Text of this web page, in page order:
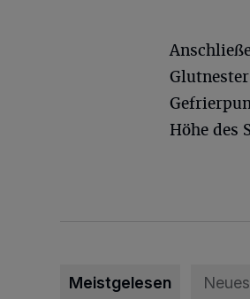
Höhe des
Meistgelesen